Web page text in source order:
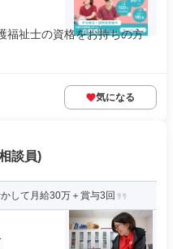
福祉士の資格をお持ちの方
気になる
談員)
して月給30万＋賞与3回